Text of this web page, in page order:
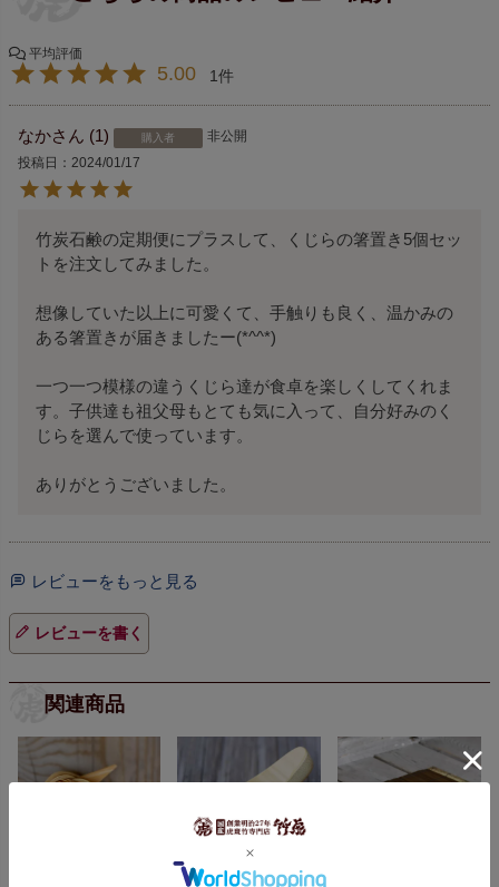
5.00 1
なか 1 購入者
非公開
投稿日
2024/01/17
竹炭石鹸の定期便にプラスして、くじらの箸置き5個セッ
トを注文してみました。
想像していた以上に可愛くて、手触りも良く、温かみの
ある箸置きが届きましたー(*^^*)
一つ一つ模様の違うくじら達が食卓を楽しくしてくれま
す。子供達も祖父母もとても気に入って、自分好みのく
じらを選んで使っています。
レビューをもっと見る
レビューを書く
関連商品